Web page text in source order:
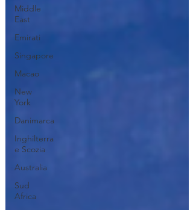
Middle
East
Emirati
Singapore
Macao
New
York
Danimarca
Inghilterra
e Scozia
Australia
Sud
Africa